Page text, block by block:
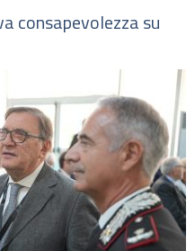
consapevolezza su